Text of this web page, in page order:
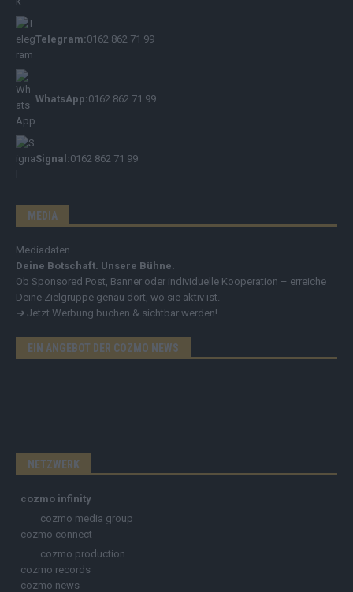
Telegram:0162 862 71 99
WhatsApp:0162 862 71 99
Signal:0162 862 71 99
MEDIA
Mediadaten
Deine Botschaft. Unsere Bühne.
Ob Sponsored Post, Banner oder individuelle Kooperation – erreiche
Deine Zielgruppe genau dort, wo sie aktiv ist.
➔ Jetzt Werbung buchen & sichtbar werden!
EIN ANGEBOT DER COZMO NEWS
NETZWERK
cozmo infinity
cozmo media group
cozmo connect
cozmo production
cozmo records
cozmo news